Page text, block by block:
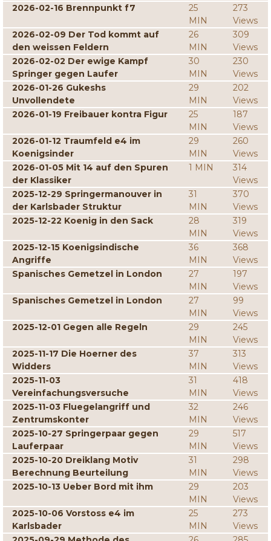
2026-02-16 Brennpunkt f7
25
MIN
273
Views
2026-02-09 Der Tod kommt auf
den weissen Feldern
26
MIN
309
Views
2026-02-02 Der ewige Kampf
Springer gegen Laufer
30
MIN
230
Views
2026-01-26 Gukeshs
Unvollendete
29
MIN
202
Views
2026-01-19 Freibauer kontra Figur
25
MIN
187
Views
2026-01-12 Traumfeld e4 im
Koenigsinder
29
MIN
260
Views
2026-01-05 Mit 14 auf den Spuren
der Klassiker
1 MIN
314
Views
2025-12-29 Springermanouver in
der Karlsbader Struktur
31
MIN
370
Views
2025-12-22 Koenig in den Sack
28
MIN
319
Views
2025-12-15 Koenigsindische
Angriffe
36
MIN
368
Views
Spanisches Gemetzel in London
27
MIN
197
Views
Spanisches Gemetzel in London
27
MIN
99
Views
2025-12-01 Gegen alle Regeln
29
MIN
245
Views
2025-11-17 Die Hoerner des
Widders
37
MIN
313
Views
2025-11-03
Vereinfachungsversuche
31
MIN
418
Views
2025-11-03 Fluegelangriff und
Zentrumskonter
32
MIN
246
Views
2025-10-27 Springerpaar gegen
Lauferpaar
29
MIN
517
Views
2025-10-20 Dreiklang Motiv
Berechnung Beurteilung
31
MIN
298
Views
2025-10-13 Ueber Bord mit ihm
29
MIN
203
Views
2025-10-06 Vorstoss e4 im
Karlsbader
25
MIN
273
Views